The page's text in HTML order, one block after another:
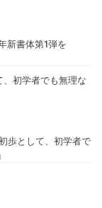
初学者でも無理な